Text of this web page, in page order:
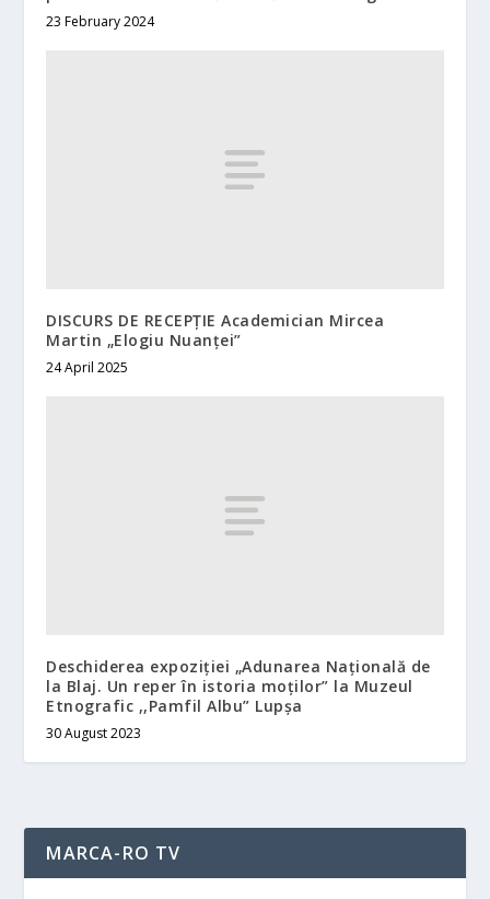
23 February 2024
DISCURS DE RECEPȚIE Academician Mircea
Martin „Elogiu Nuanței”
24 April 2025
Deschiderea expoziției „Adunarea Națională de
la Blaj. Un reper în istoria moților” la Muzeul
Etnografic ,,Pamfil Albu” Lupșa
30 August 2023
MARCA-RO TV